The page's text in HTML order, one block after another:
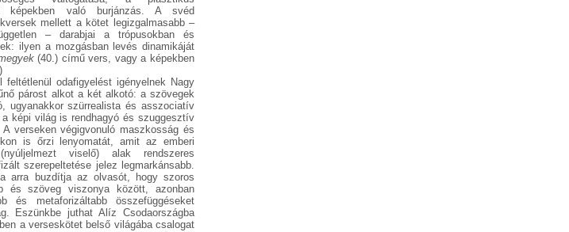
képekben való burjánzás. A svéd
mellett a kötet legizgalmasabb –
– darabjai a trópusokban és
ilyen a mozgásban levés dinamikáját
(40.) című vers, vagy a képekben
odafigyelést igényelnek Nagy
párost alkot a két alkotó: a szövegek
ugyanakkor szürrealista és asszociatív
a képi világ is rendhagyó és szuggesztív
verseken végigvonuló maszkosság és
is őrzi lenyomatát, amit az emberi
viselő) alak rendszeres
szerepeltetése jelez legmarkánsabb.
arra buzdítja az olvasót, hogy szoros
és szöveg viszonya között, azonban
és metaforizáltabb összefüggéseket
Eszünkbe juthat Alíz Csodaországba
a verseskötet belső világába csalogat